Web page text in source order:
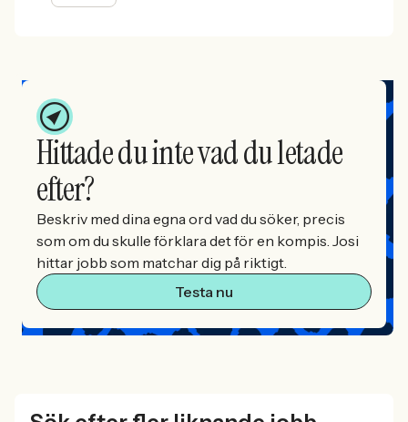
Hittade du inte vad du letade
efter?
Beskriv med dina egna ord vad du söker, precis
som om du skulle förklara det för en kompis. Josi
hittar jobb som matchar dig på riktigt.
Testa nu